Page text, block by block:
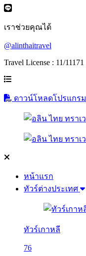
เราช่วยคุณได้
@alinthaitravel
Travel License : 11/11171
ดาวน์โหลดโปรแกรม
หน้าแรก
ทัวร์ต่างประเทศ
ทัวร์เกาหลี
76